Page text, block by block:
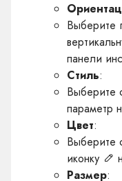
Выберите
панели
Стиль:
Выберите
параметр
Цвет:
Выберите
иконку
Размер: